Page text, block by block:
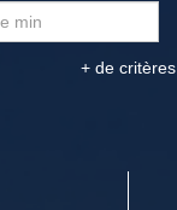
+ de critères